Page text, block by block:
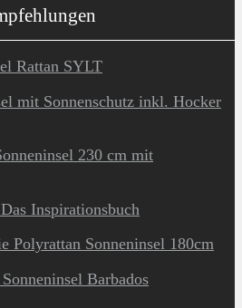
Rattan SYLT
mit Sonnenschutz inkl. Hocker
230 cm mit
Inspirationsbuch
Polyrattan Sonneninsel 180cm
Barbados